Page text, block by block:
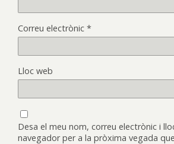
Correu electrònic *
Lloc web
Desa el meu nom, correu electrònic i
navegador per a la pròxima vegada